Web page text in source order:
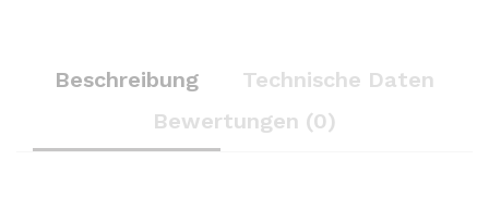
Beschreibung
Technische Daten
Bewertungen (0)